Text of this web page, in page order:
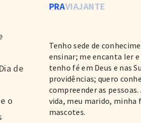
de
o
PRAVIAJANTE
Tenho sede de
ensinar; me encanta ler e
tenho fé em Deus e nas
providências; quero
compreender as
vida, meu marido, minha
mascotes.